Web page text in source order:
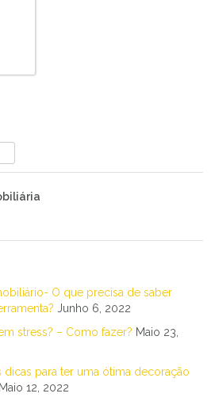
O que precisa de saber
Junho 6, 2022
stress? – Como fazer? Maio 23,
dicas para ter uma ótima decoração
Maio 12, 2022